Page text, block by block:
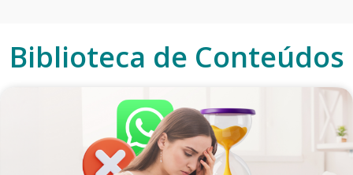
Biblioteca de Conteúdos